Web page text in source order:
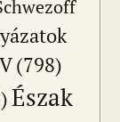
(798)
Észak